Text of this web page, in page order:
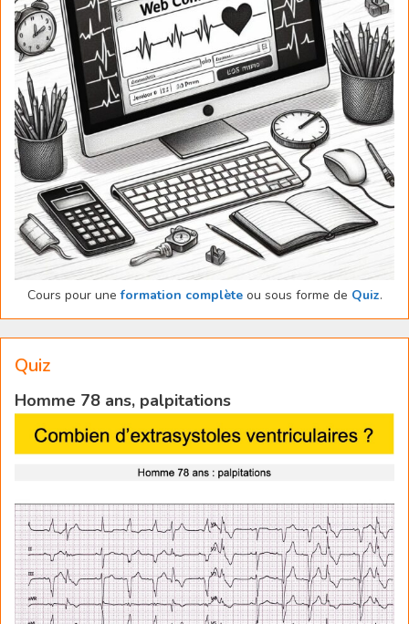
Cours pour uneformation complèteou sous forme de Quiz.
Quiz
Homme 78 ans, palpitations